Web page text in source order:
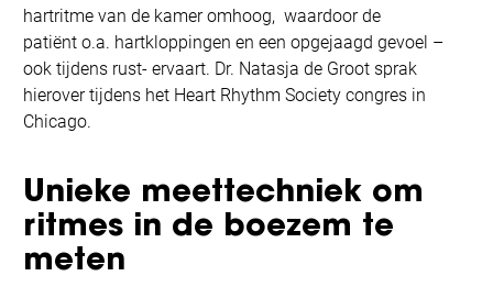
hartritme van de kamer omhoog, waardoor de
patiënt o.a. hartkloppingen en een opgejaagd gevoel –
ook tijdens rust- ervaart. Dr. Natasja de Groot sprak
hierover tijdens het Heart Rhythm Society congres in
Chicago.
Unieke meettechniek om
ritmes in de boezem te
meten